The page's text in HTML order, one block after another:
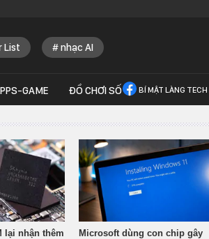
List nhạc AI
GAME ĐỒ CHƠI SỐ BÍ MẬT LÀNG TECH
lại nhận thêm
Microsoft dùng con chip gây